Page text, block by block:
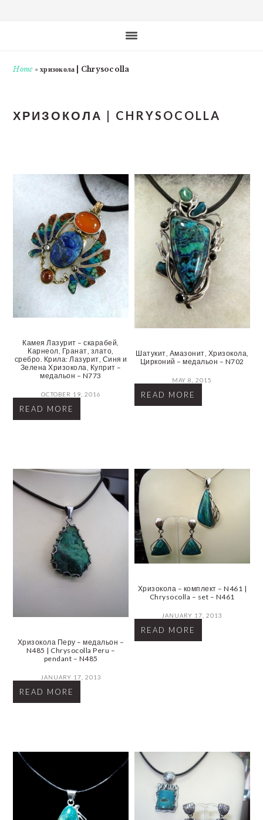
Home»хризокола | Chrysocolla
ХРИЗОКОЛА | CHRYSOCOLLA
Камея Лазурит – скарабей,
Карнеол, Гранат, злато,
сребро. Крила: Лазурит, Синя и
Зелена Хризокола, Куприт –
медальон – N773
OCTOBER 19, 2016
READ MORE
Шатукит, Амазонит, Хризокола,
Цирконий – медальон – N702
MAY 8, 2015
READ MORE
Хризокола Перу – медальон –
N485 | Chrysocolla Peru –
pendant – N485
JANUARY 17, 2013
READ MORE
Хризокола – комплект – N461 |
Chrysocolla – set – N461
JANUARY 17, 2013
READ MORE